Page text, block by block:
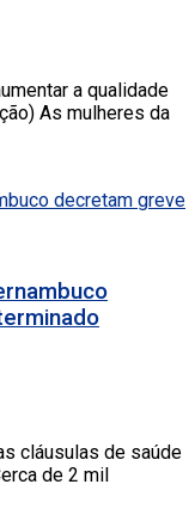
a qualidade
As mulheres da
cláusulas de saúde
de 2 mil